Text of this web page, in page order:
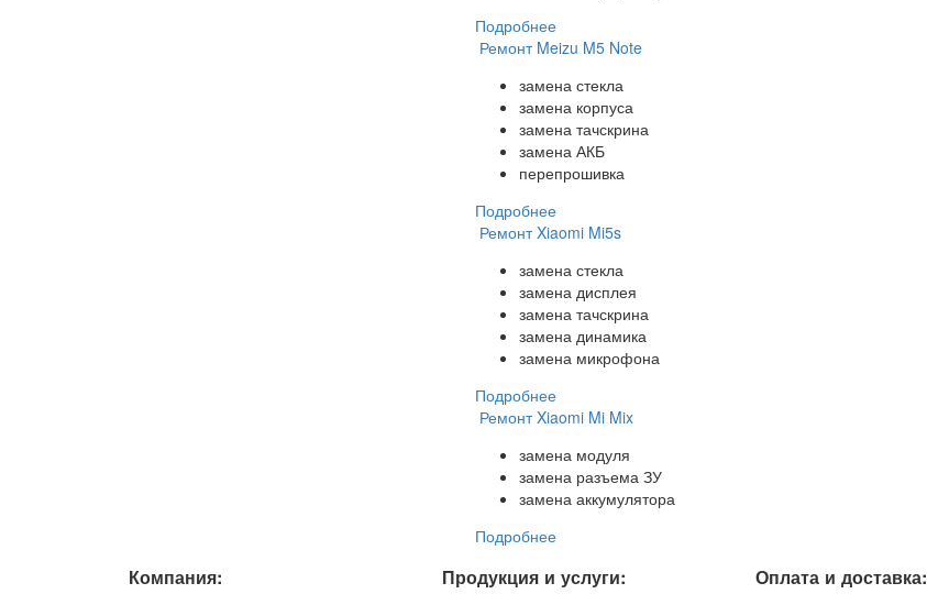
Подробнее
Ремонт Meizu M5 Note
замена стекла
замена корпуса
замена тачскрина
замена АКБ
перепрошивка
Подробнее
Ремонт Xiaomi Mi5s
замена стекла
замена дисплея
замена тачскрина
замена динамика
замена микрофона
Подробнее
Ремонт Xiaomi Mi Mix
замена модуля
замена разъема ЗУ
замена аккумулятора
Подробнее
Компания: Продукция и услуги: Оплата и доставка: